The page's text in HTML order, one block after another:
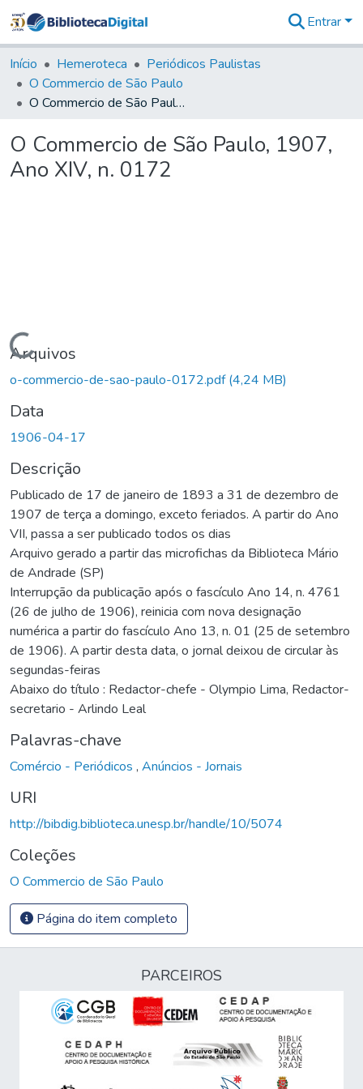
&
Coleções
Tudo na
Biblioteca
Estatísticas
Entrar
Início Hemeroteca
Periódicos Paulistas
O Commercio de São Paulo
O Commercio de São Paulo, 1907, Ano XIV, n. 0172
O Commercio de São Paulo, 1907,
Ano XIV, n. 0172
Carregando...
Arquivos
o-commercio-de-sao-paulo-0172.pdf(4,24 MB)
Data
1906-04-17
Descrição
Publicado de 17 de janeiro de 1893 a 31 de dezembro de
1907 de terça a domingo, exceto feriados. A partir do Ano
VII, passa a ser publicado todos os dias
Arquivo gerado a partir das microfichas da Biblioteca Mário
de Andrade (SP)
Interrupção da publicação após o fascículo Ano 14, n. 4761
(26 de julho de 1906), reinicia com nova designação
numérica a partir do fascículo Ano 13, n. 01 (25 de setembro
de 1906). A partir desta data, o jornal deixou de circular às
segundas-feiras
Abaixo do título : Redactor-chefe - Olympio Lima, Redactor-
secretario - Arlindo Leal
Palavras-chave
Comércio - Periódicos , Anúncios - Jornais
URI
http://bibdig.biblioteca.unesp.br/handle/10/5074
Coleções
O Commercio de São Paulo
Página do item completo
PARCEIROS